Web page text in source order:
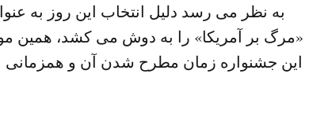
به نظر می رسد دلیل انتخاب این روز به
«مرگ بر آمریکا» را به دوش می کشد، همین
این جشنواره زمان مطرح شدن آن و همزمانی